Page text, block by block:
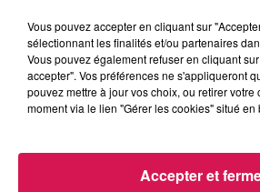
LES ARTICLES LES PLUS
Un
Vous pouvez accepter en cliquant sur
sélectionnant les finalités et/ou partenaires
Vous pouvez également refuser en cliquant
accepter". Vos préférences ne s'appliqueront
pouvez mettre à jour vos choix, ou retirer votre
moment via le lien "Gérer les cookies" situé
Accepter et